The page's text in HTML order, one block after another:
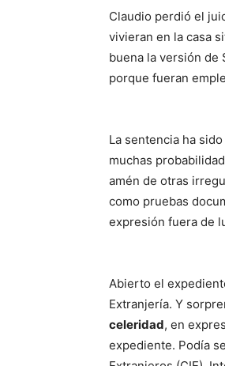
Claudio perdió el
vivieran en la casa
buena la versión de
porque fueran
La sentencia ha
muchas
amén de otras
como pruebas
expresión fuera de
Abierto el
Extranjería. Y
celeridad, en
expediente. Podía